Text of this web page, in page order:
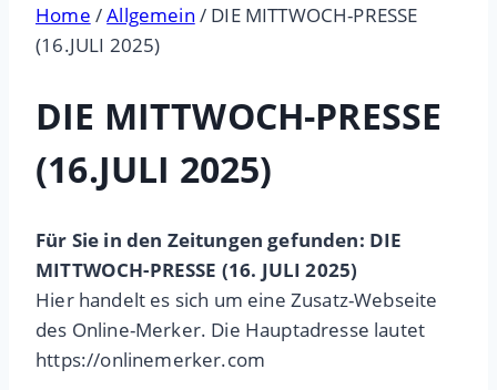
Home /Allgemein / DIE MITTWOCH-PRESSE
(16.JULI 2025)
DIE MITTWOCH-PRESSE
(16.JULI 2025)
Für Sie in den Zeitungen gefunden: DIE
MITTWOCH-PRESSE (16. JULI 2025)
Hier handelt es sich um eine Zusatz-Webseite
des Online-Merker. Die Hauptadresse lautet
https://onlinemerker.com